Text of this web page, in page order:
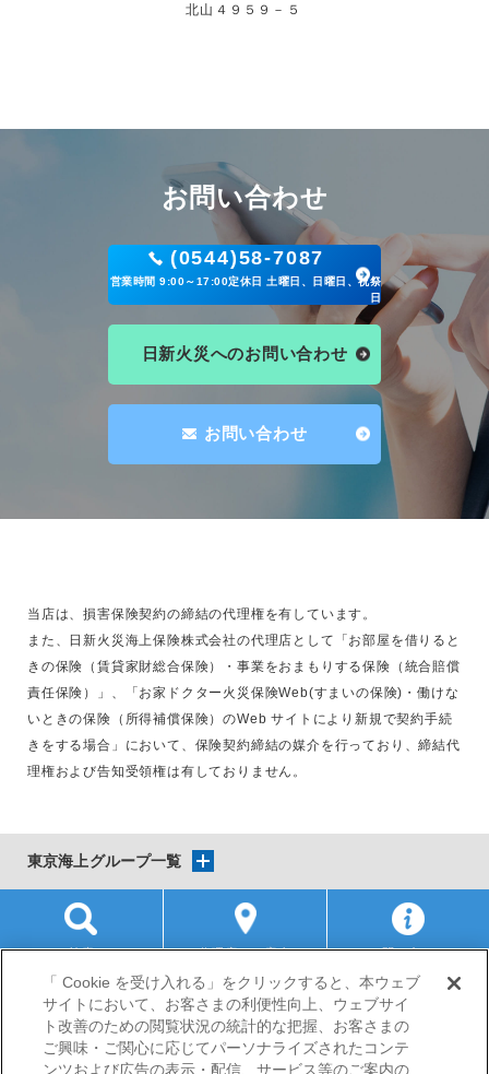
北山４９５９－５
お問い合わせ
(0544)58-7087
営業時間 9:00～17:00定休日 土曜日、日曜日、祝祭
日
日新火災へのお問い合わせ
お問い合わせ
当店は、損害保険契約の締結の代理権を有しています。
また、日新火災海上保険株式会社の代理店として「お部屋を借りると
きの保険（賃貸家財総合保険）・事業をおまもりする保険（統合賠償
責任保険）」、「お家ドクター火災保険Web(すまいの保険)・働けな
いときの保険（所得補償保険）のWeb サイトにより新規で契約手続
きをする場合」において、保険契約締結の媒介を行っており、締結代
理権および告知受領権は有しておりません。
東京海上グループ一覧
検索 代理店のご案内 お問い合わせ
サイトマップ 当サイトのご利用にあたって勧誘方針
プライバシーポリシー
（個人情報のお取扱いについて）
「 Cookie を受け入れる」をクリックすると、本ウェブ
サイトにおいて、お客さまの利便性向上、ウェブサイ
ト改善のための閲覧状況の統計的な把握、お客さまの
ご興味・ご関心に応じてパーソナライズされたコンテ
ンツおよび広告の表示・配信、サービス等のご案内の